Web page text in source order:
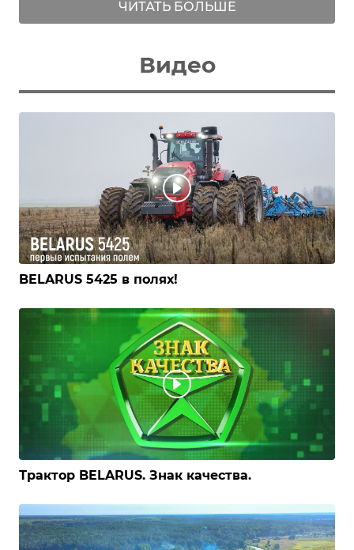
ЧИТАТЬ БОЛЬШЕ
Видео
BELARUS 5425 в полях!
Трактор BELARUS. Знак качества.